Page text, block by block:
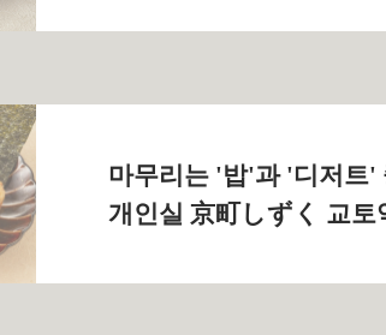
마무리는 '밥'과 '디저트'
개인실 京町しずく 교토